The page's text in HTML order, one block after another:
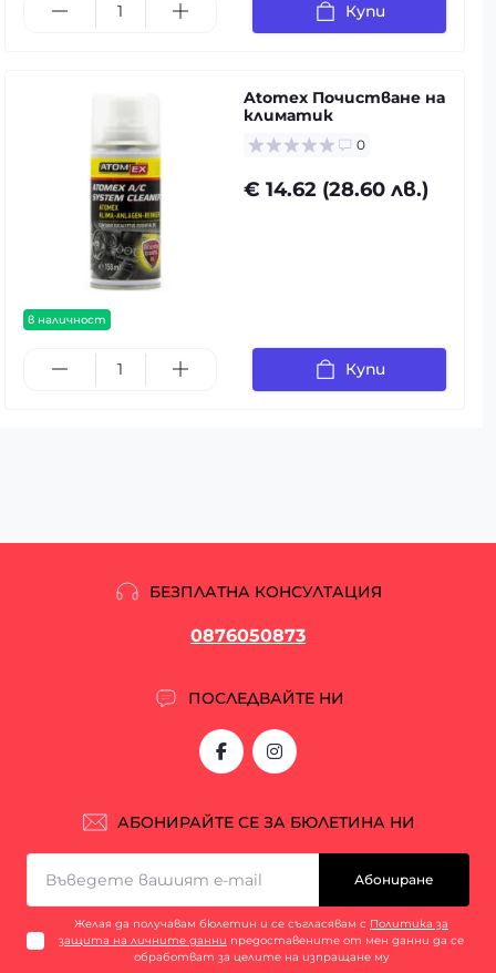
Купи
в наличност
Atomex Почистване на
климатик
0
€ 14.62 (28.60 лв.)
Купи
БЕЗПЛАТНА КОНСУЛТАЦИЯ
0876050873
ПОСЛЕДВАЙТЕ НИ
АБОНИРАЙТЕ СЕ ЗА БЮЛЕТИНА НИ
Абониране
Желая да получавам бюлетин и се съгласявам с Политика за
защита на личните данни предоставените от мен данни да се
обработват за целите на изпращане му